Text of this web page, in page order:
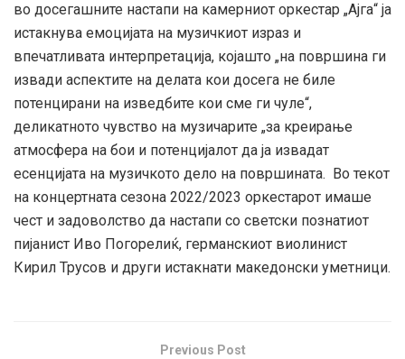
во досегашните настапи на камерниот оркестар „Ајга“ ја
истакнува емоцијата на музичкиот израз и
впечатливата интерпретација, којашто „на површина ги
извади аспектите на делата кои досега не биле
потенцирани на изведбите кои сме ги чуле“,
деликатното чувство на музичарите „за креирање
атмосфера на бои и потенцијалот да ја извадат
есенцијата на музичкото дело на површината. Во текот
на концертната сезона 2022/2023 оркестарот имаше
чест и задоволство да настапи со светски познатиот
пијанист Иво Погорелиќ, германскиот виолинист
Кирил Трусов и други истакнати македонски уметници.
Previous Post